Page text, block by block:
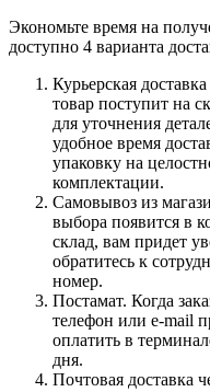
Экономьте время на
доступно 4 варианта
Курьерская
товар поступит на
для уточнения
удобное время
упаковку на
комплектации.
Самовывоз из
выбора появится в
склад, вам придет
обратитесь к
номер.
Постамат. Когда
телефон или e-mail
оплатить в
дня.
Почтовая доставка